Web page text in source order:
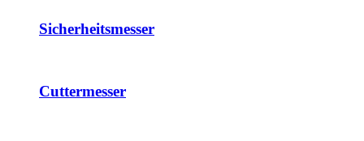
Sicherheitsmesser
Cuttermesser